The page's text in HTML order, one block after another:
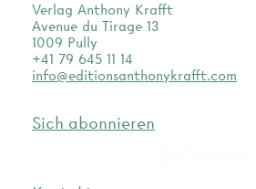
Verlag Anthony Krafft
Avenue du Tirage 13
1009 Pully
+41 79 645 11 14
info@editionsanthonykrafft.com
Sich abonnieren